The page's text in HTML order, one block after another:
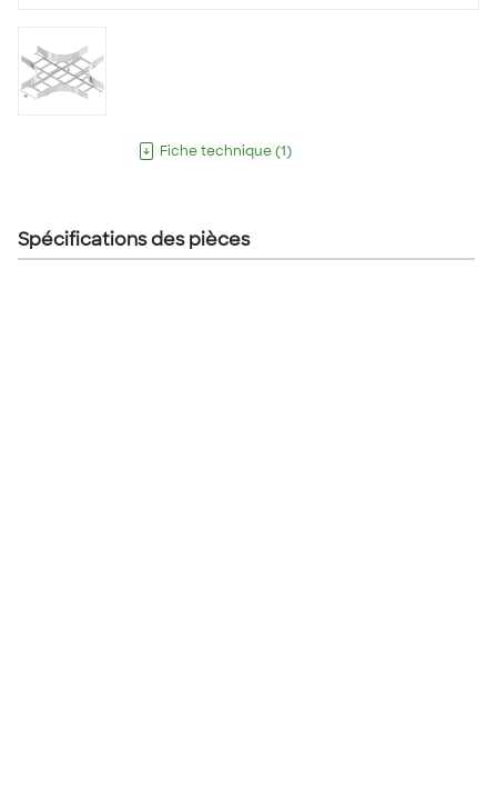
Fiche technique (1 )
Spécifications des pièces